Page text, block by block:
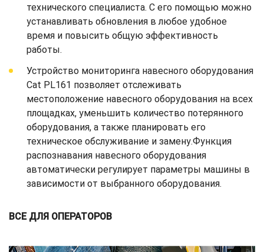
технического специалиста. С его помощью можно
устанавливать обновления в любое удобное
время и повысить общую эффективность
работы.
Устройство мониторинга навесного оборудования
Cat PL161 позволяет отслеживать
местоположение навесного оборудования на всех
площадках, уменьшить количество потерянного
оборудования, а также планировать его
техническое обслуживание и замену.Функция
распознавания навесного оборудования
автоматически регулирует параметры машины в
зависимости от выбранного оборудования.
ВСЕ ДЛЯ ОПЕРАТОРОВ